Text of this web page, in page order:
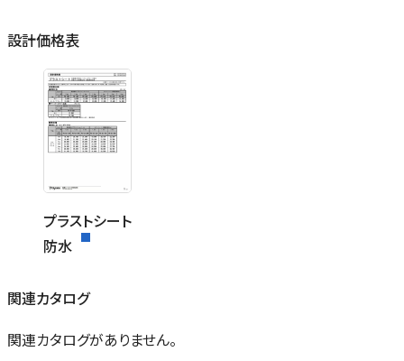
設計価格表
プラストシート
防水
関連カタログ
関連カタログがありません。